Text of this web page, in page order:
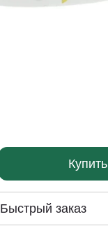
Купить
Быстрый заказ